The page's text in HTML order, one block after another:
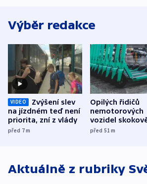
Výběr redakce
VIDEO
Zvýšení slev
na jízdném teď není
priorita, zní z vlády
před 7m
Opilých řidičů
nemotorových
vozidel
přibylo, nejvíc ve
před 51m
Aktuálně z rubriky